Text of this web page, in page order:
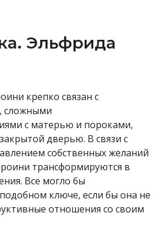
Эльфрида
крепко связан с
сложными
с матерью и пороками,
дверью. В связи с
собственных желаний
трансформируются в
Все могло бы
ключе, если бы она не
отношения со своим